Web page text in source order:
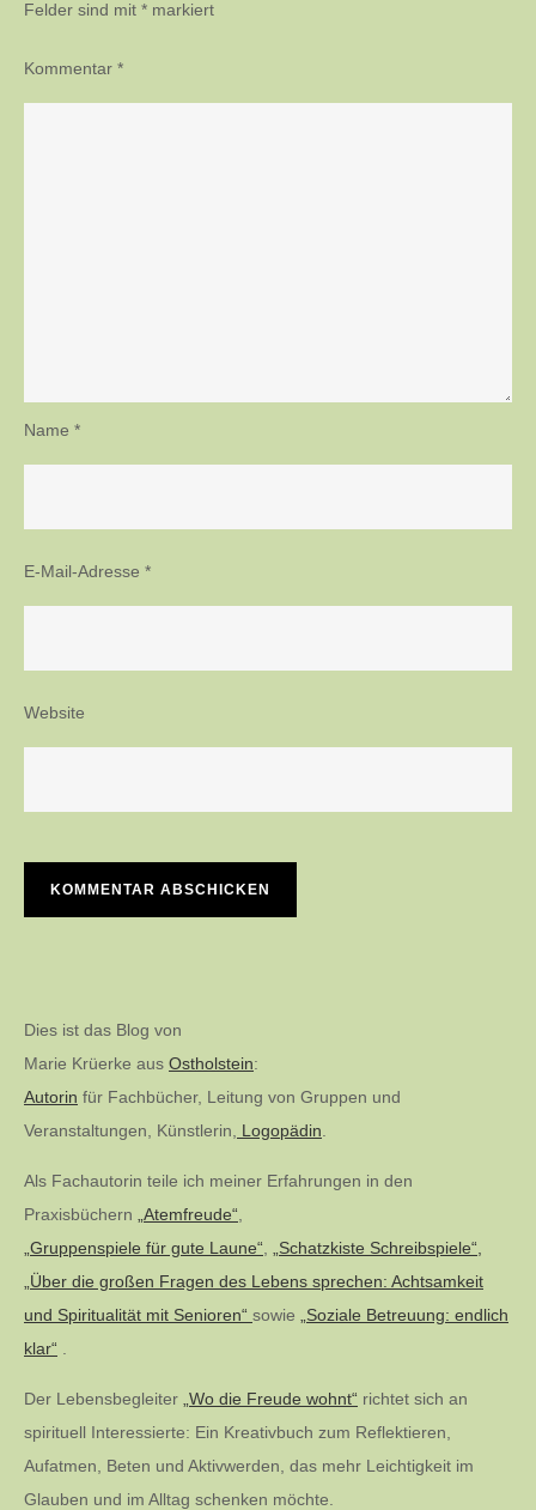
Felder sind mit * markiert
Kommentar *
Name *
E-Mail-Adresse *
Website
Dies ist das Blog von
Marie Krüerke aus Ostholstein:
Autorin für Fachbücher, Leitung von Gruppen und
Veranstaltungen, Künstlerin,
Logopädin
Als Fachautorin teile ich meiner Erfahrungen in den
Praxisbüchern
„Atemfreude“
„Gruppenspiele für gute Laune“
„Schatzkiste Schreibspiele“,
„Über die großen Fragen des Lebens sprechen: Achtsamkeit
und Spiritualität mit Senioren“ sowie
„Soziale Betreuung: endlich
klar“
Der Lebensbegleiter „Wo die Freude wohnt“ richtet sich an
spirituell Interessierte: Ein Kreativbuch zum Reflektieren,
Aufatmen, Beten und Aktivwerden, das mehr Leichtigkeit im
Glauben und im Alltag schenken möchte.